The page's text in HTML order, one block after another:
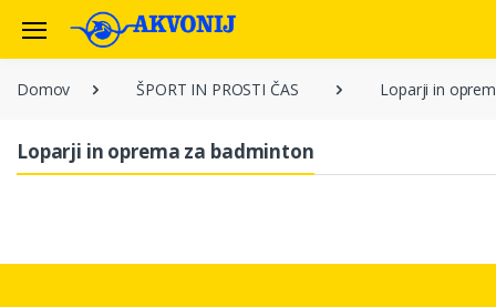
Domov ŠPORT IN PROSTI ČAS Loparji in
Loparji in oprema za badminton